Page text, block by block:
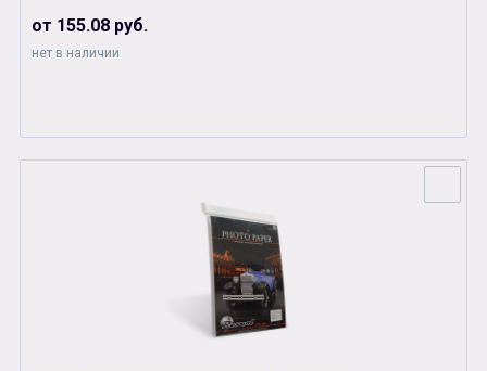
от 155.08 руб.
нет в наличии